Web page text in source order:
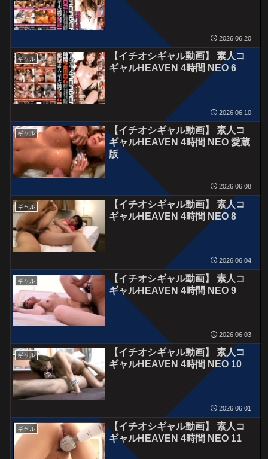
2026.06.20
ギャル
【イチオシギャル動画】 素人コ
ギャルHEAVEN 4時間 NEO 6
2026.06.10
ギャル
【イチオシギャル動画】 素人コ
ギャルHEAVEN 4時間 NEO 愛蔵
版
2026.06.08
ギャル
【イチオシギャル動画】 素人コ
ギャルHEAVEN 4時間 NEO 8
2026.06.04
ギャル
【イチオシギャル動画】 素人コ
ギャルHEAVEN 4時間 NEO 9
2026.06.03
ギャル
【イチオシギャル動画】 素人コ
ギャルHEAVEN 4時間 NEO 10
2026.06.01
ギャル
【イチオシギャル動画】 素人コ
ギャルHEAVEN 4時間 NEO 11